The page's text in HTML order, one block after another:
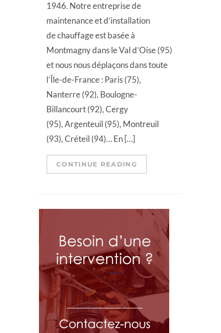
1946. Notre entreprise de
maintenance et d’installation
de chauffage est basée à
Montmagny dans le Val d’Oise (95)
et nous nous déplaçons dans toute
l’Île-de-France : Paris (75),
Nanterre (92), Boulogne-
Billancourt (92), Cergy
(95), Argenteuil (95), Montreuil
(93), Créteil (94)… En […]
CONTINUE READING